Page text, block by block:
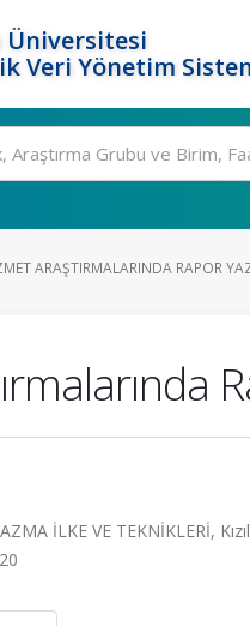
Üniversitesi
Veri Yönetim
ARAŞTIRMALARINDA RAPOR
İLKE VE TEKNİKLERİ,